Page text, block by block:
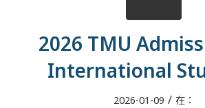
2026 TMU
International
2026-01-09 / 在：